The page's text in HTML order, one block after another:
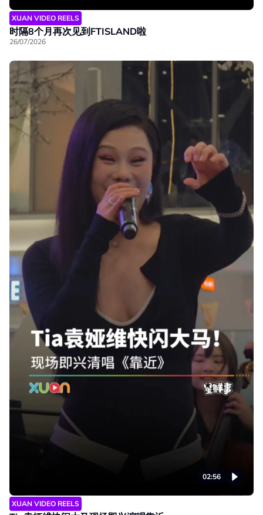
XUAN VIDEO REELS
时隔8个月再次见到FTISLAND啦
26/07/2026
02:56
XUAN VIDEO REELS